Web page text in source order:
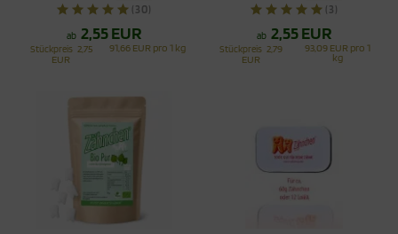
(30)
ab 2,55 EUR
Stückpreis 2,75
EUR
91,66 EUR pro 1 kg
(3)
ab 2,55 EUR
Stückpreis 2,79
EUR
93,09 EUR pro 1
kg